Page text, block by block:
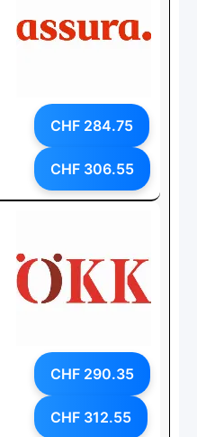
CHF 284.75
CHF 306.55
CHF 290.35
CHF 312.55